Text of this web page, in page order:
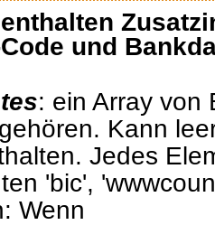
und
: ein Array von
Kann
Jedes
'bic',
Wenn